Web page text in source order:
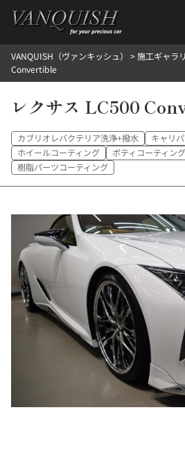
を
ごあいさつ 会社案内施工環境紹介所
ご提供メニュー
外装のガラスコーティング施工料金 ホイール
ヘッドライトクリーニング施工料金 ルームク
樹脂・メッシュパーツコーティング施工料金
ウインド水染み除去 ＆ 撥水施工料金 塩害 防
プロテクションフィルム こだわり洗車
施工ギャラリー
PICKUPNOSTALGIC
VANQUISH（ヴァンキッシュ） >施工ギャラ
Convertible
レクサス LC500
カブリオレバクテリア洗浄+撥水
キャリ
ホイールコーティング
ボティコーティング
樹脂パーツコーティング